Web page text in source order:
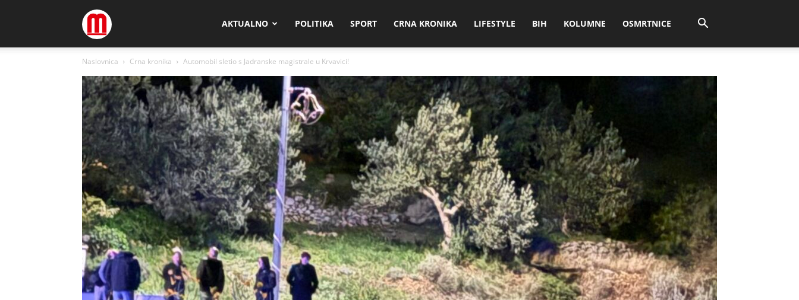
Megamedia AKTUALNO POLITIKA SPORT CRNA KRONIKA LIFESTYLE BIH KOLUMNE OSMRTNICE
Naslovnica Crna kronika Automobil sletio s Jadranske magistrale u Krvavici!